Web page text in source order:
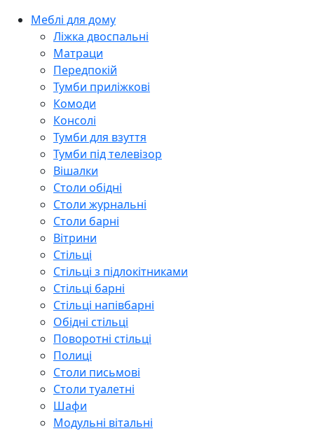
Меблі для дому
Ліжка двоспальні
Матраци
Передпокій
Тумби приліжкові
Комоди
Консолі
Тумби для взуття
Тумби під телевізор
Вішалки
Столи обідні
Столи журнальні
Столи барні
Вітрини
Стільці
Стільці з підлокітниками
Стільці барні
Стільці напівбарні
Обідні стільці
Поворотні стільці
Полиці
Столи письмові
Столи туалетні
Шафи
Модульні вітальні